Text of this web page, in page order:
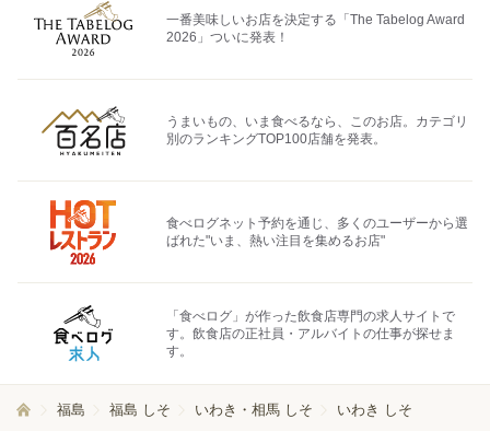
一番美味しいお店を決定する「The Tabelog Award
2026」ついに発表！
うまいもの、いま食べるなら、このお店。カテゴリ
別のランキングTOP100店舗を発表。
食べログネット予約を通じ、多くのユーザーから選
ばれた"いま、熱い注目を集めるお店"
「食べログ」が作った飲食店専門の求人サイトで
す。飲食店の正社員・アルバイトの仕事が探せま
す。
福島 福島 しそ いわき・相馬 しそ いわき しそ